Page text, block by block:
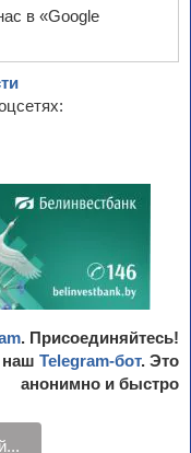
в «Google
. Присоединяйтесь!
наш Telegram-бот. Это
анонимно и быстро